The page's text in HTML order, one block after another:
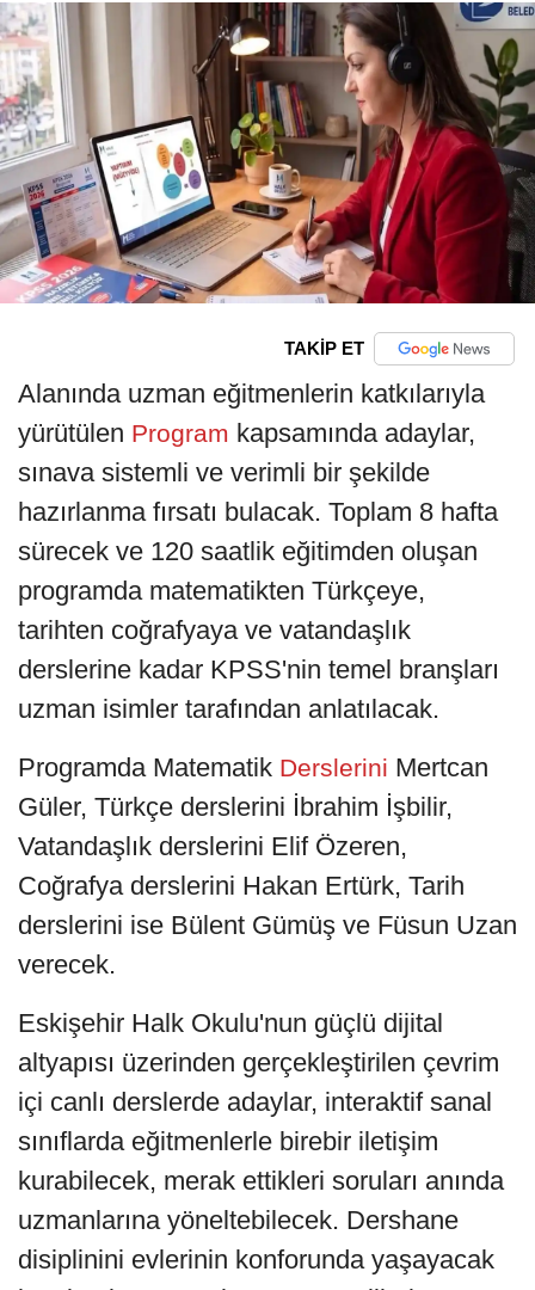
TAKİP ET
Alanında uzman eğitmenlerin katkılarıyla
yürütülen Program kapsamında adaylar,
sınava sistemli ve verimli bir şekilde
hazırlanma fırsatı bulacak. Toplam 8 hafta
sürecek ve 120 saatlik eğitimden oluşan
programda matematikten Türkçeye,
tarihten coğrafyaya ve vatandaşlık
derslerine kadar KPSS'nin temel branşları
uzman isimler tarafından anlatılacak.
Programda Matematik Derslerini Mertcan
Güler, Türkçe derslerini İbrahim İşbilir,
Vatandaşlık derslerini Elif Özeren,
Coğrafya derslerini Hakan Ertürk, Tarih
derslerini ise Bülent Gümüş ve Füsun Uzan
verecek.
Eskişehir Halk Okulu'nun güçlü dijital
altyapısı üzerinden gerçekleştirilen çevrim
içi canlı derslerde adaylar, interaktif sanal
sınıflarda eğitmenlerle birebir iletişim
kurabilecek, merak ettikleri soruları anında
uzmanlarına yöneltebilecek. Dershane
disiplinini evlerinin konforunda yaşayacak